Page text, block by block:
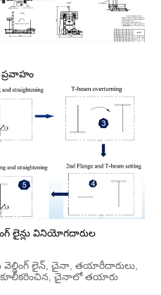
లైన్లు వినియోగదారుల
లైన్, చైనా, తయారీదారులు,
చైనాలో తయారు